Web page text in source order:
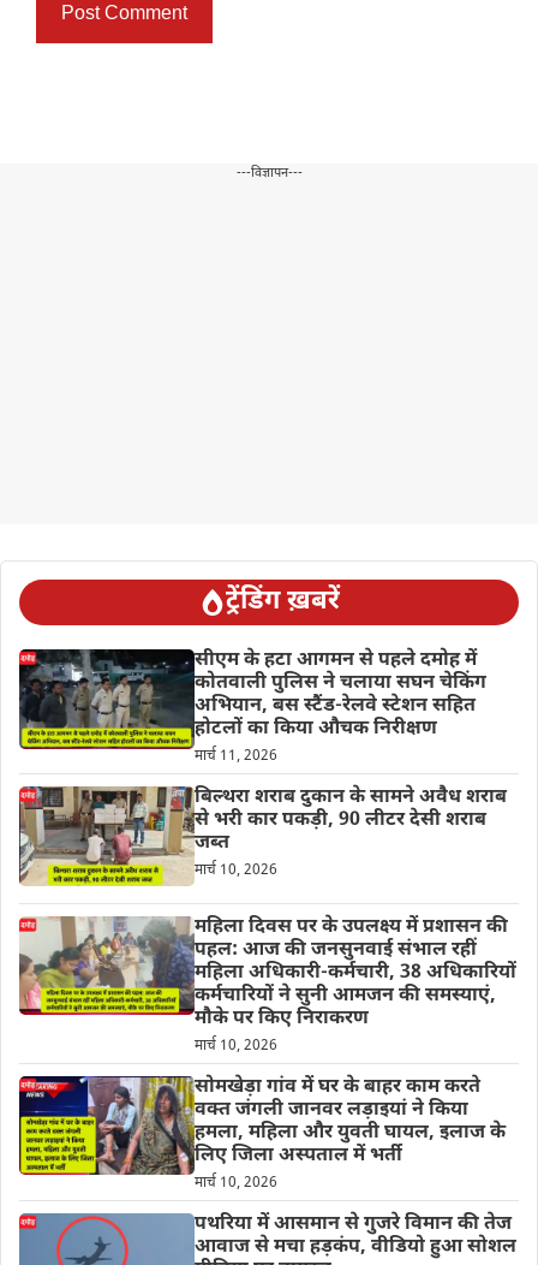
---विज्ञापन---
ट्रेंडिंग ख़बरें
सीएम के हटा आगमन से पहले दमोह में
कोतवाली पुलिस ने चलाया सघन चेकिंग
अभियान, बस स्टैंड-रेलवे स्टेशन सहित
होटलों का किया औचक निरीक्षण
मार्च 11, 2026
बिल्थरा शराब दुकान के सामने अवैध शराब
से भरी कार पकड़ी, 90 लीटर देसी शराब
जब्त
मार्च 10, 2026
महिला दिवस पर के उपलक्ष्य में प्रशासन की
पहल: आज की जनसुनवाई संभाल रहीं
महिला अधिकारी-कर्मचारी, 38 अधिकारियों
कर्मचारियों ने सुनी आमजन की समस्याएं,
मौके पर किए निराकरण
मार्च 10, 2026
सोमखेड़ा गांव में घर के बाहर काम करते
वक्त जंगली जानवर लड़ाइयां ने किया
हमला, महिला और युवती घायल, इलाज के
लिए जिला अस्पताल में भर्ती
मार्च 10, 2026
पथरिया में आसमान से गुजरे विमान की तेज
आवाज से मचा हड़कंप, वीडियो हुआ सोशल